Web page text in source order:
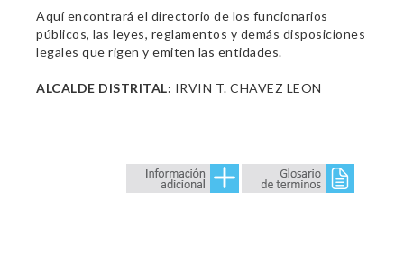
Aquí encontrará el directorio de los funcionarios
públicos, las leyes, reglamentos y demás disposiciones
legales que rigen y emiten las entidades.
ALCALDE DISTRITAL: IRVIN T. CHAVEZ LEON